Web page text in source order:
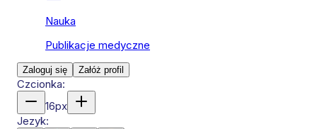
Nauka
Publikacje medyczne
Zaloguj się Załóż profil
Czcionka:
16px
Jezyk: